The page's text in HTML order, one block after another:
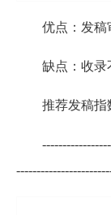
优点：发稿
缺点：收录
推荐发稿指